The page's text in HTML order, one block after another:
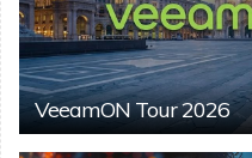
VeeamON Tour 2026